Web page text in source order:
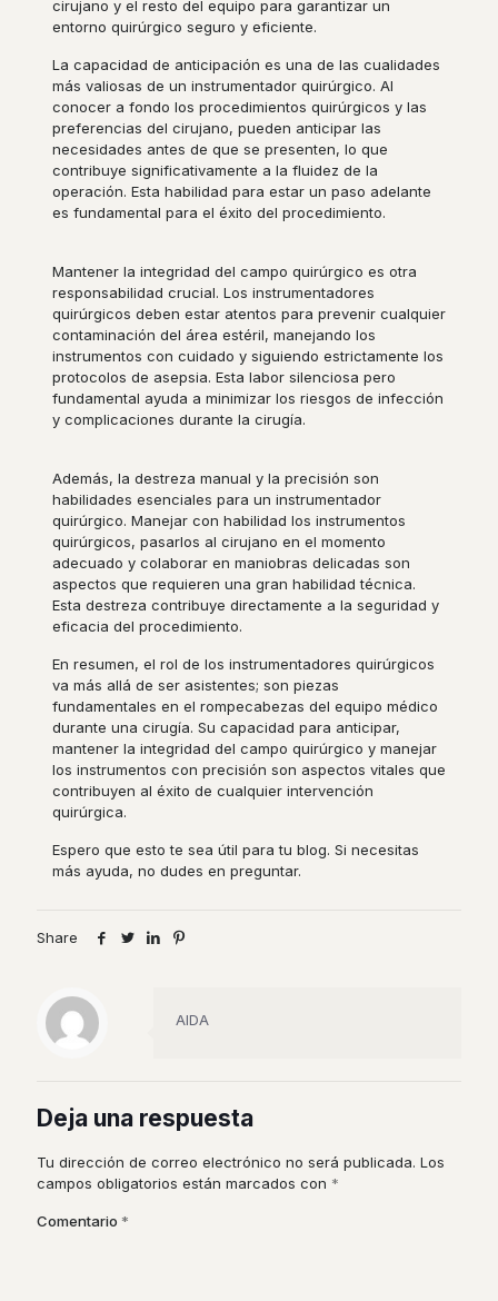
cirujano y el resto del equipo para garantizar un
entorno quirúrgico seguro y eficiente.
La capacidad de anticipación es una de las cualidades
más valiosas de un instrumentador quirúrgico. Al
conocer a fondo los procedimientos quirúrgicos y las
preferencias del cirujano, pueden anticipar las
necesidades antes de que se presenten, lo que
contribuye significativamente a la fluidez de la
operación. Esta habilidad para estar un paso adelante
es fundamental para el éxito del procedimiento.
Mantener la integridad del campo quirúrgico es otra
responsabilidad crucial. Los instrumentadores
quirúrgicos deben estar atentos para prevenir cualquier
contaminación del área estéril, manejando los
instrumentos con cuidado y siguiendo estrictamente los
protocolos de asepsia. Esta labor silenciosa pero
fundamental ayuda a minimizar los riesgos de infección
y complicaciones durante la cirugía.
Además, la destreza manual y la precisión son
habilidades esenciales para un instrumentador
quirúrgico. Manejar con habilidad los instrumentos
quirúrgicos, pasarlos al cirujano en el momento
adecuado y colaborar en maniobras delicadas son
aspectos que requieren una gran habilidad técnica.
Esta destreza contribuye directamente a la seguridad y
eficacia del procedimiento.
En resumen, el rol de los instrumentadores quirúrgicos
va más allá de ser asistentes; son piezas
fundamentales en el rompecabezas del equipo médico
durante una cirugía. Su capacidad para anticipar,
mantener la integridad del campo quirúrgico y manejar
los instrumentos con precisión son aspectos vitales que
contribuyen al éxito de cualquier intervención
quirúrgica.
Espero que esto te sea útil para tu blog. Si necesitas
más ayuda, no dudes en preguntar.
Share
AIDA
Deja una respuesta
Tu dirección de correo electrónico no será publicada. Los
campos obligatorios están marcados con *
Comentario *